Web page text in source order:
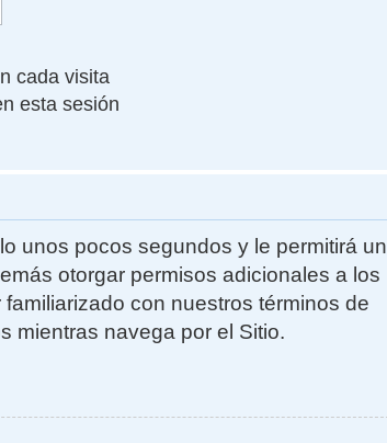
cada visita
esta sesión
unos pocos segundos y le permitirá un
otorgar permisos adicionales a los
con nuestros términos de
mientras navega por el Sitio.